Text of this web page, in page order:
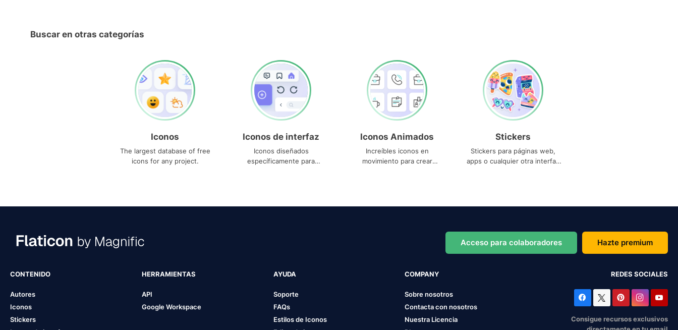
Buscar en otras categorías
Iconos
The largest database of free
icons for any project.
Iconos de interfaz
Iconos diseñados
específicamente para
Iconos Animados
Increíbles iconos en
movimiento para crear
Stickers
Stickers para páginas web,
apps o cualquier otra interfaz
Acceso para colaboradores Hazte premium
CONTENIDO
Autores
Iconos
Stickers
HERRAMIENTAS
API
Google Workspace
AYUDA
Soporte
FAQs
Estilos de Iconos
COMPANY
Sobre nosotros
Contacta con nosotros
Nuestra Licencia
REDES SOCIALES
Consigue recursos exclusivos